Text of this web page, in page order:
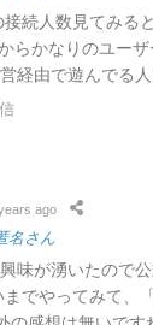
続人数見てみる
らかなりのユーザ
経由で遊んでる
ago
名さん
味が湧いたので
までやってみて、